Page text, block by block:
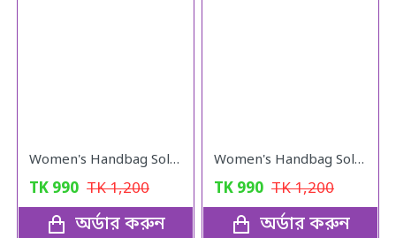
Women's Handbag Solid ( black colour )
TK 990 TK1,200
অর্ডার করুন
Women's Handbag Solid ( Red colour )
TK 990 TK1,200
অর্ডার করুন